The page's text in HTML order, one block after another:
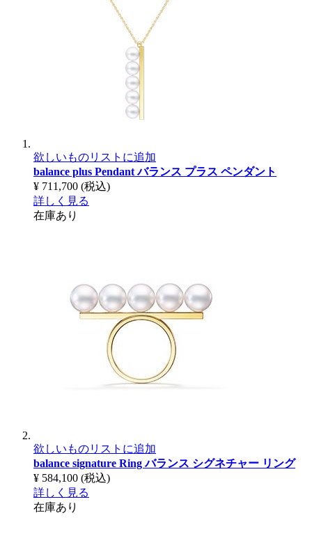
欲しいものリストに追加
balance plus Pendantバランス プラス ペンダント
¥ 711,700 (税込)
詳しく見る
在庫あり
欲しいものリストに追加
balance signature Ringバランス シグネチャー リング
¥ 584,100 (税込)
詳しく見る
在庫あり